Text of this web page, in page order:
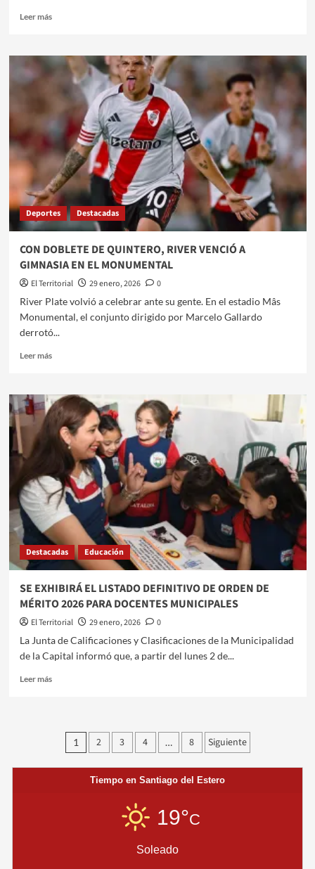
Leer másLeer
ELÍAS
SUÁREZ
PARTICIPÓ
DEL
ANUNCIO
OFICIAL
DEL
PARTIDO
ENTRE
LOS
PUMAS
E
INGLATERRA
EN
MADRE
DE
CIUDADES
Deportes Destacadas
CON DOBLETE DE QUINTERO, RIVER VENCIÓ A
GIMNASIA EN EL MONUMENTAL
El Territorial 29 enero, 2026
0
River Plate volvió a celebrar ante su gente. En el estadio Mâs
Monumental, el conjunto dirigido por Marcelo Gallardo
derrotó...
Leer másLeer
CON
DOBLETE
DE
QUINTERO,
RIVER
VENCIÓ
A
GIMNASIA
EN
EL
MONUMENTAL
Destacadas Educación
SE EXHIBIRÁ EL LISTADO DEFINITIVO DE ORDEN DE
MÉRITO 2026 PARA DOCENTES MUNICIPALES
El Territorial 29 enero, 2026
0
La Junta de Calificaciones y Clasificaciones de la Municipalidad
de la Capital informó que, a partir del lunes 2 de...
Leer másLeer
EXHIBIRÁ
DEFINITIVO
Paginación
de
entradas
1 2 3 4 … 8 Siguiente
Tiempo en Santiago del Estero
19°C
Soleado